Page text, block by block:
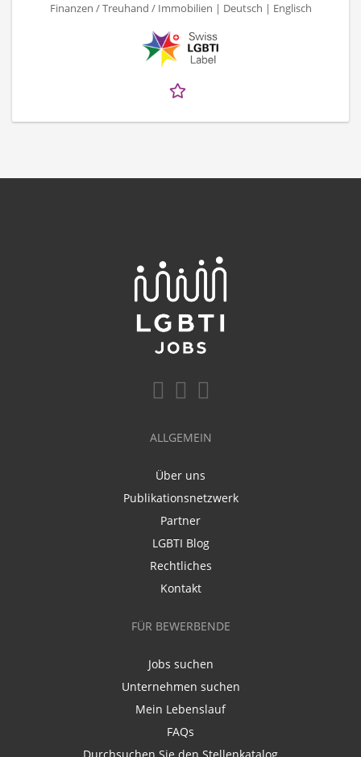
Finanzen / Treuhand / Immobilien | Deutsch | Englisch
ALLGEMEIN
Über uns
Publikationsnetzwerk
Partner
LGBTI Blog
Rechtliches
Kontakt
FÜR BEWERBENDE
Jobs suchen
Unternehmen suchen
Mein Lebenslauf
FAQs